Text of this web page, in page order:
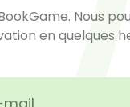
Nous
en quelques